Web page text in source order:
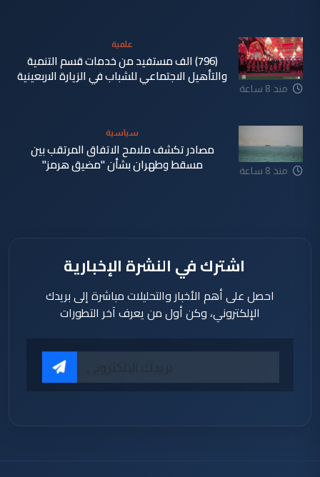
منذ 8 ساعة
علمية
(796) الف مستفيد من خدمات قسم التنمية
والتأهيل الاجتماعي للشباب في الزيارة الاربعينية
منذ 8 ساعة
سياسية
مصادر تكشف ملامح الاتفاق المرتقب بين
مسقط وطهران بشأن "مضيق هرمز"
اشترك في النشرة الإخبارية
احصل على أهم الأخبار والتحليلات مباشرة إلى بريدك
الإلكتروني، وكن أول من يعرف آخر التطورات